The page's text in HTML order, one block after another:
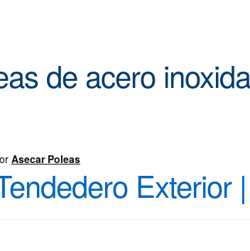
de acero
Asecar Poleas
Exterior